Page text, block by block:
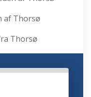
af Thorsø
Thorsø